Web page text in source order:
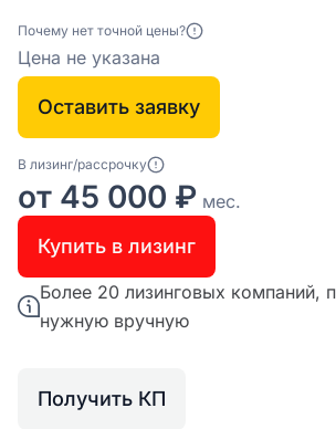
Почему нет точной цены?
Цена не указана
Оставить заявку
В лизинг/рассрочку
от 45 000 ₽ мес.
Купить в лизинг
Более 20 лизинговых компаний,
нужную вручную
Получить КП